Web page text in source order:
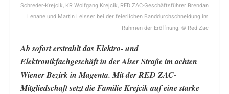
Schreder-Krejcik, KR Wolfgang Krejcik, RED ZAC-Geschäftsführer Brendan
Lenane und Martin Leisser bei der feierlichen Banddurchschneidung im
Rahmen der Eröffnung. © Red Zac
Ab sofort erstrahlt das Elektro- und
Elektronikfachgeschäft in der Alser Straße im achten
Wiener Bezirk in Magenta. Mit der RED ZAC-
Mitgliedschaft setzt die Familie Krejcik auf eine starke